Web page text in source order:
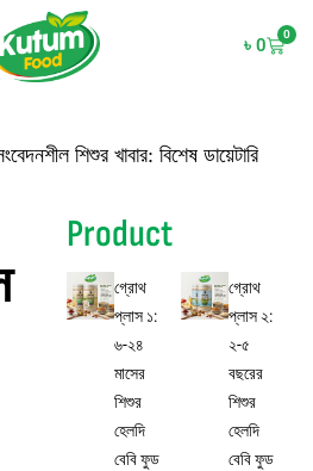
৳ 0
0
শিশুর খাবার: বিশেষ ডায়েটারি
Product
গ্রোথ
প্লাস ১:
৬-২৪
মাসের
শিশুর
হেলদি
বেবি ফুড
গ্রোথ
প্লাস ২:
২-৫
বছরের
শিশুর
হেলদি
বেবি ফুড